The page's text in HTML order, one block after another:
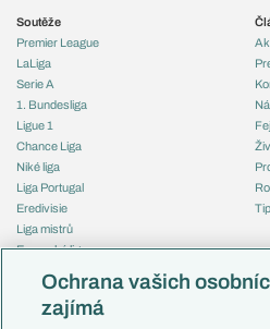
Soutěže
Premier League
LaLiga
Serie A
1. Bundesliga
Ligue 1
Chance Liga
Niké liga
Liga Portugal
Eredivisie
Liga mistrů
Evropská liga
Mistrovství světa
Liga národů
Ochrana vašich
zajímá